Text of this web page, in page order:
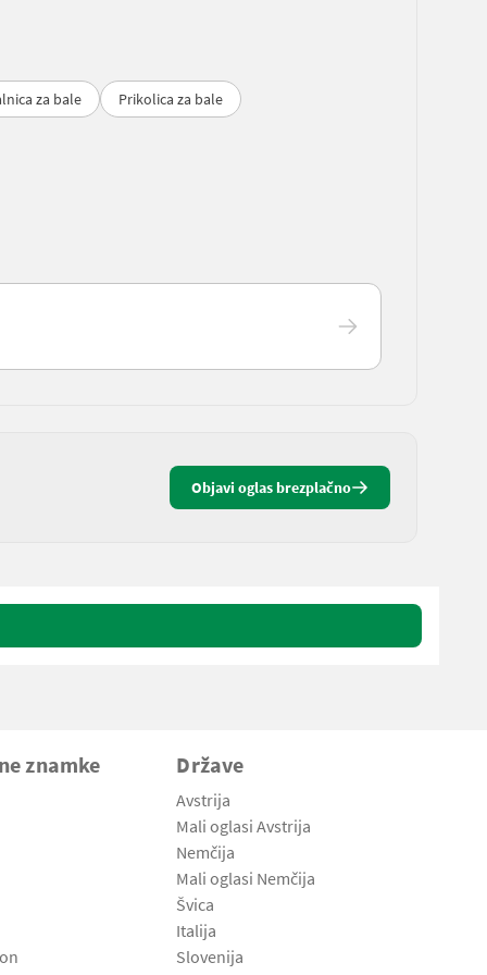
za bale
Prikolica za bale
Objavi oglas brezplačno
znamke Države
Avstrija
Mali oglasi Avstrija
Nemčija
Mali oglasi Nemčija
Švica
Italija
Slovenija